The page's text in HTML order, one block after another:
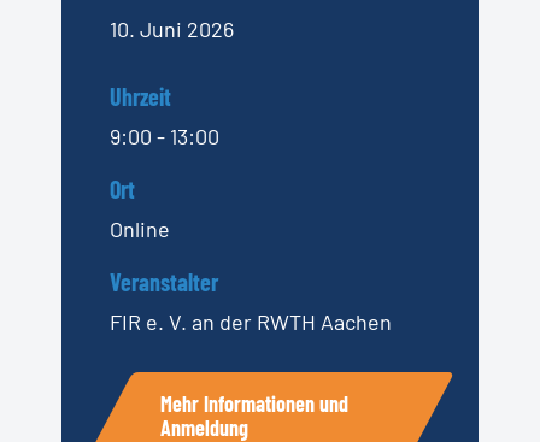
10. Juni 2026
Uhrzeit
9:00 - 13:00
Ort
Online
Veranstalter
FIR e. V. an der RWTH Aachen
Mehr Informationen und
Anmeldung